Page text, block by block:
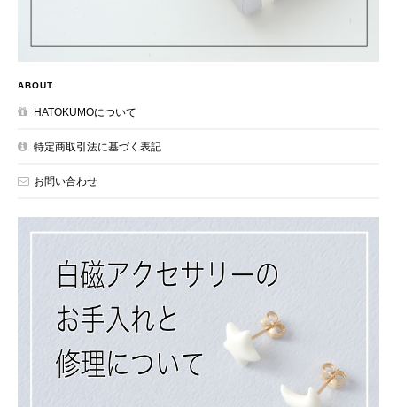
ABOUT
HATOKUMOについて
特定商取引法に基づく表記
お問い合わせ